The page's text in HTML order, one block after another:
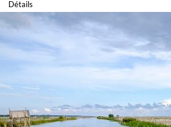
Détails